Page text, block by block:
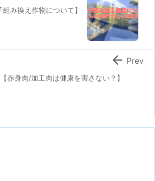
組み換え作物について】
【赤身肉/加工肉は健康を害さない？】
 Prev